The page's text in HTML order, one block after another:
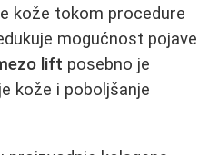
kože tokom procedure
mogućnost pojave
lift posebno je
kože i poboljšanje